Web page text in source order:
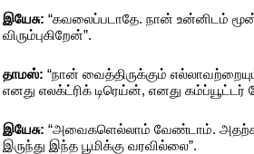
இயேசு: “கவலைப்படாதே. நான் உன்னிடம்
விரும்புகிறேன்”.
தாமஸ்: “நான் வைத்திருக்கும்
எனது எலக்ட்ரிக் டிரெய்ன், எனது
இயேசு: “அவைகளெல்லாம் வேண்டாம்.
இருந்து இந்த பூமிக்கு வரவில்லை”.